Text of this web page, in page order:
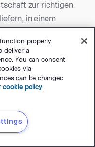
zur richtigen
in einem
bleiben —
einem zunehmend
performen.
Fragen
properly.
deliver a
You can consent
via
can be changed
cookie policy.